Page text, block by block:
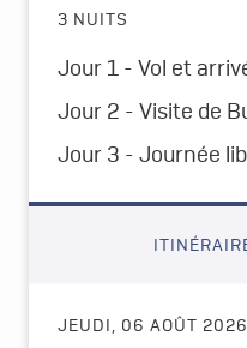
3 NUITS
Jour 1 - Vol et
Jour 2 - Visite de
Jour 3 - Journée
JEUDI, 06 AOÛT 2026